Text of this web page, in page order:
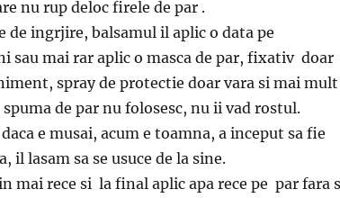
nu rup deloc firele de par .
de ingrjire, balsamul il aplic o data pe
sau mai rar aplic o masca de par, fixativ doar
spray de protectie doar vara si mai mult
de par nu folosesc, nu ii vad rostul.
e musai, acum e toamna, a inceput sa fie
il lasam sa se usuce de la sine.
mai rece si la final aplic apa rece pe par fara